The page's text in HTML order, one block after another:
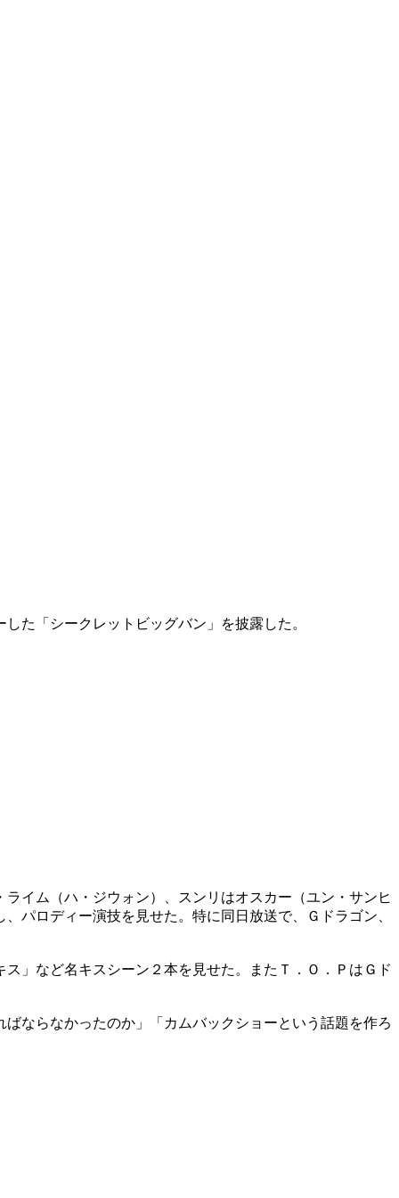
た「シークレットビッグバン」を披露した。
イム（ハ・ジウォン）、スンリはオスカー（ユン・サンヒ
パロディー演技を見せた。特に同日放送で、Ｇドラゴン、
」など名キスシーン２本を見せた。またＴ．Ｏ．ＰはＧド
ならなかったのか」「カムバックショーという話題を作ろ